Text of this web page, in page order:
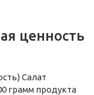
ценность
Салат
грамм продукта